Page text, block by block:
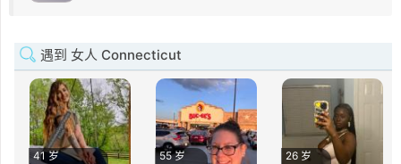
遇到 女人 Connecticut
41 岁
55 岁
26 岁